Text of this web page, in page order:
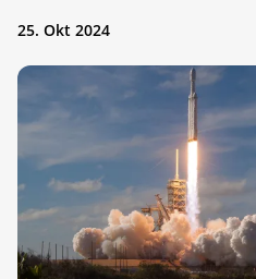
25. Okt 2024